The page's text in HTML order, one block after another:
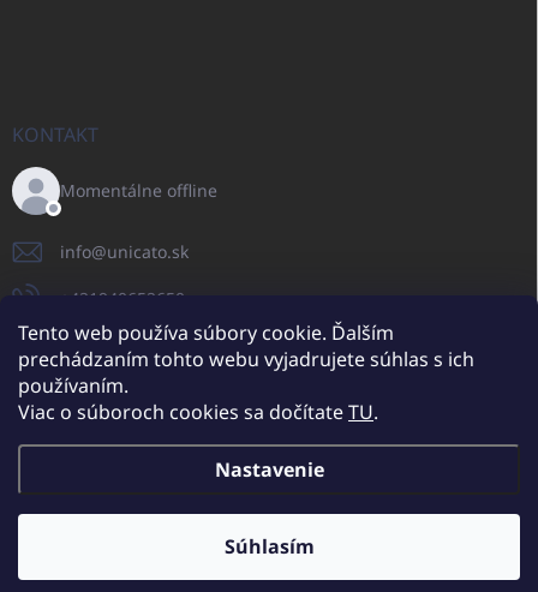
Tento web používa súbory cookie. Ďalším
prechádzaním tohto webu vyjadrujete súhlas s ich
používaním.
Viac o súboroch cookies sa dočítateTU.
Nastavenie
Súhlasím
KONTAKT
Momentálne offline
info@unicato.sk
+421940652650
UNICATO.sk
UNICATOshop.pl UNICATOshop.de
Copyright 2026UNICATO.sk. Všetky práva vyhradené.Upraviť nastavenie
cookies
Dodatočné zľavy pre VO odberateľov (pri minimálnej objednávke 400